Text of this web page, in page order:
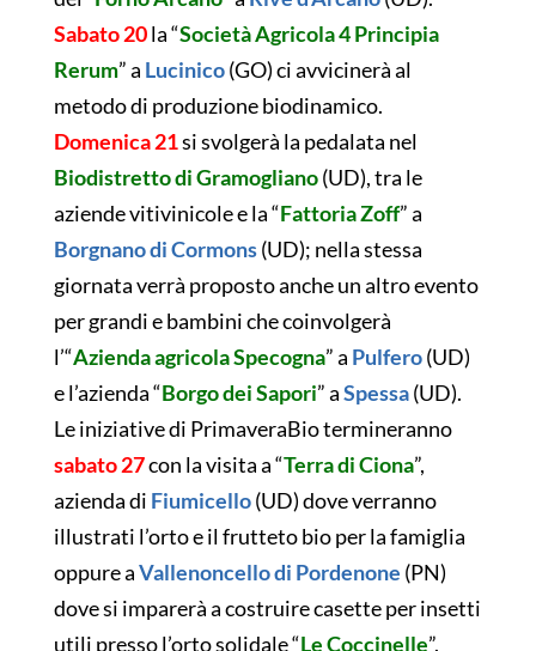
Sabato 20la “Società Agricola 4 Principia
Rerum” a Lucinico(GO) ci avvicinerà al
metodo di produzione biodinamico.
Domenica 21si svolgerà la pedalata nel
Biodistretto di Gramogliano(UD), tra le
aziende vitivinicole e la “Fattoria Zoff” a
Borgnano di Cormons(UD); nella stessa
giornata verrà proposto anche un altro evento
per grandi e bambini che coinvolgerà
l’“Azienda agricola Specogna” a Pulfero(UD)
e l’azienda “Borgo dei Sapori” aSpessa(UD).
Le iniziative di PrimaveraBio termineranno
sabato 27con la visita a “Terra di Ciona”,
azienda di Fiumicello(UD) dove verranno
illustrati l’orto e il frutteto bio per la famiglia
oppure aVallenoncello di Pordenone (PN)
dove si imparerà a costruire casette per insetti
utili presso l’orto solidale “Le Coccinelle”.